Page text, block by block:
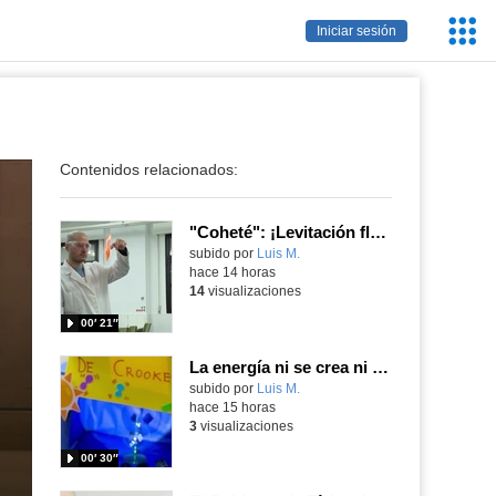
Iniciar sesión
Contenidos relacionados:
"Coheté": ¡Levitación flamígera!
Contenido educativo.
subido por Luis M.
00′ 21″
hace 14 horas
14visualizaciones
La energía ni se crea ni se destruye... ¡se experimenta! El Tierno en la Feria Madrid es Ciencia 2026
Contenido educativo.
subido por Luis M.
00′ 30″
hace 15 horas
3visualizaciones